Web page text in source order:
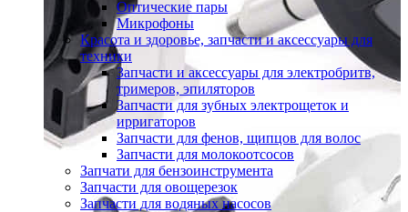
Оптические пары
Микрофоны
Красота и здоровье, запчасти и аксессуары для
техники
Запчасти и аксессуары для электробритв,
тримеров, эпиляторов
Запчасти для зубных электрощеток и
ирригаторов
Запчасти для фенов, щипцов для волос
Запчасти для молокоотсосов
Запчати для бензоинструмента
Запчасти для овощерезок
Запчасти для водяных насосов